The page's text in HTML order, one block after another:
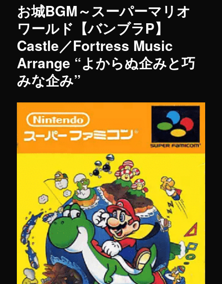
お城BGM～スーパーマリオ
ワールド【バンブラP】
Castle／Fortress Music
Arrange “よからぬ企みと巧
みな企み”